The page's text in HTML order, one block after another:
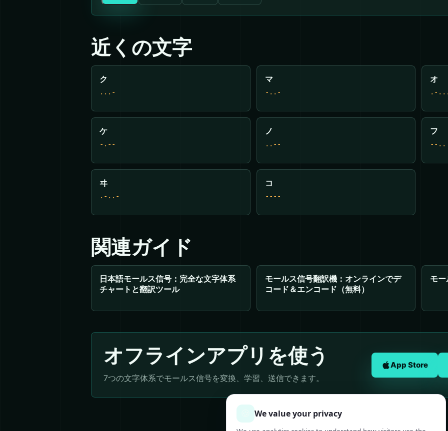
近くの文字
ク
...-
マ
-..-
オ
.-
ケ
-.--
ノ
..--
フ
--..
ヰ
.-..-
コ
----
関連ガイド
日本語モールス信号：完全な文字体系
チャートと翻訳ツール
モールス信号翻訳機：オンラインでデ
コード＆エンコード（無料）
モ
オフラインアプリを使う
7つの文字体系でモールス信号を変換、学習、送信できます。
App Store
We value your privacy